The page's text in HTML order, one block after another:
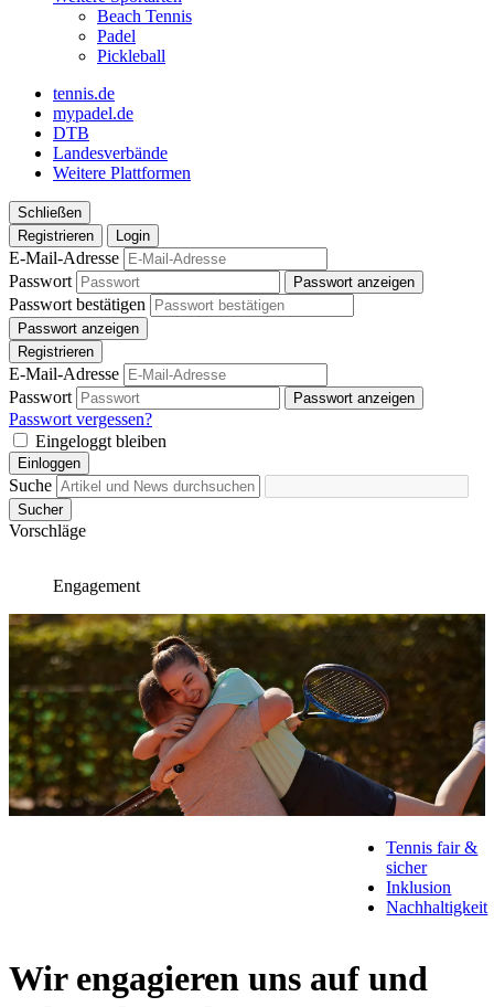
Beach Tennis
Padel
Pickleball
tennis.de
mypadel.de
DTB
Landesverbände
Weitere Plattformen
Schließen
Registrieren
Login
E-Mail-Adresse
Passwort
Passwort anzeigen
Passwort bestätigen
Passwort anzeigen
Registrieren
E-Mail-Adresse
Passwort
Passwort anzeigen
Passwort vergessen?
Eingeloggt bleiben
Einloggen
Suche
Sucher
Vorschläge
Engagement
Tennis fair &
sicher
Inklusion
Nachhaltigkeit
Wir engagieren uns auf und